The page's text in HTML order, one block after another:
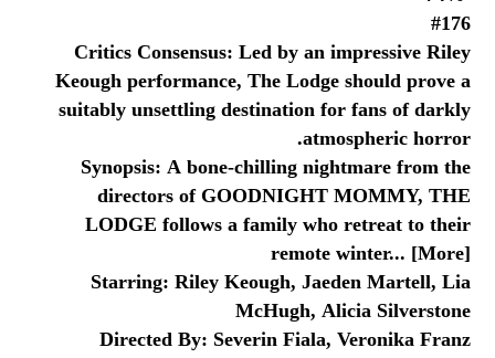
#176
Critics Consensus: Led by an impressive Riley
Keough performance, The Lodge should prove a
suitably unsettling destination for fans of darkly
atmospheric horror.
Synopsis: A bone-chilling nightmare from the
directors of GOODNIGHT MOMMY, THE
LODGE follows a family who retreat to their
remote winter... [More]
Starring: Riley Keough, Jaeden Martell, Lia
McHugh, Alicia Silverstone
Directed By: Severin Fiala, Veronika Franz